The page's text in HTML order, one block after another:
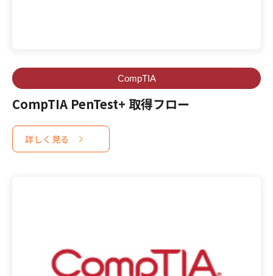
CompTIA
CompTIA PenTest+ 取得フロー
詳しく見る